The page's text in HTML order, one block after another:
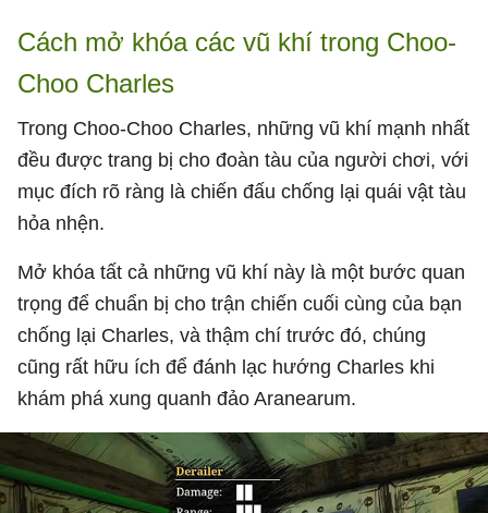
Cách mở khóa các vũ khí trong Choo-
Choo Charles
Trong Choo-Choo Charles, những vũ khí mạnh nhất
đều được trang bị cho đoàn tàu của người chơi, với
mục đích rõ ràng là chiến đấu chống lại quái vật tàu
hỏa nhện.
Mở khóa tất cả những vũ khí này là một bước quan
trọng để chuẩn bị cho trận chiến cuối cùng của bạn
chống lại Charles, và thậm chí trước đó, chúng
cũng rất hữu ích để đánh lạc hướng Charles khi
khám phá xung quanh đảo Aranearum.